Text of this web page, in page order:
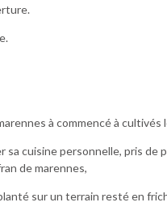
à commencé à cultivés
sa cuisine personnelle, pris
de marennes,
sur un terrain resté en